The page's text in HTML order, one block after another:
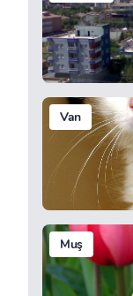
Van
Muş